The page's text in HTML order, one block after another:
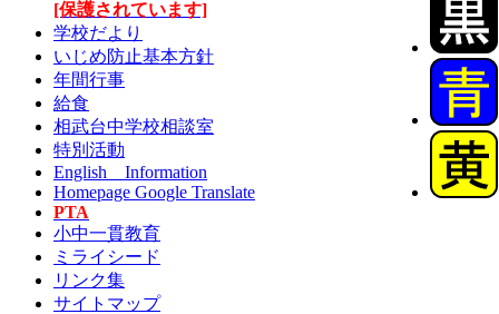
[保護されています]
学校だより
いじめ防止基本方針
年間行事
給食
相武台中学校相談室
特別活動
English Information
Homepage Google Translate
PTA
小中一貫教育
ミライシード
リンク集
サイトマップ